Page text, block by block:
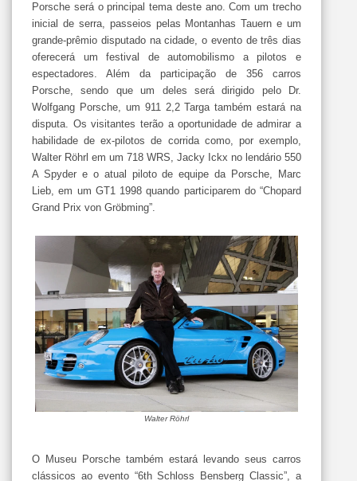
Porsche será o principal tema deste ano. Com um trecho
inicial de serra, passeios pelas Montanhas Tauern e um
grande-prêmio disputado na cidade, o evento de três dias
oferecerá um festival de automobilismo a pilotos e
espectadores. Além da participação de 356 carros
Porsche, sendo que um deles será dirigido pelo Dr.
Wolfgang Porsche, um 911 2,2 Targa também estará na
disputa. Os visitantes terão a oportunidade de admirar a
habilidade de ex-pilotos de corrida como, por exemplo,
Walter Röhrl em um 718 WRS, Jacky Ickx no lendário 550
A Spyder e o atual piloto de equipe da Porsche, Marc
Lieb, em um GT1 1998 quando participarem do “Chopard
Grand Prix von Gröbming”.
Walter Röhrl
O Museu Porsche também estará levando seus carros
clássicos ao evento “6th Schloss Bensberg Classic”, a